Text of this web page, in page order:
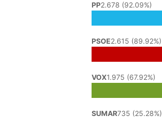
PP2.678 (92.09%)
PSOE2.615 (89.92%)
VOX1.975 (67.92%)
SUMAR735 (25.28%)